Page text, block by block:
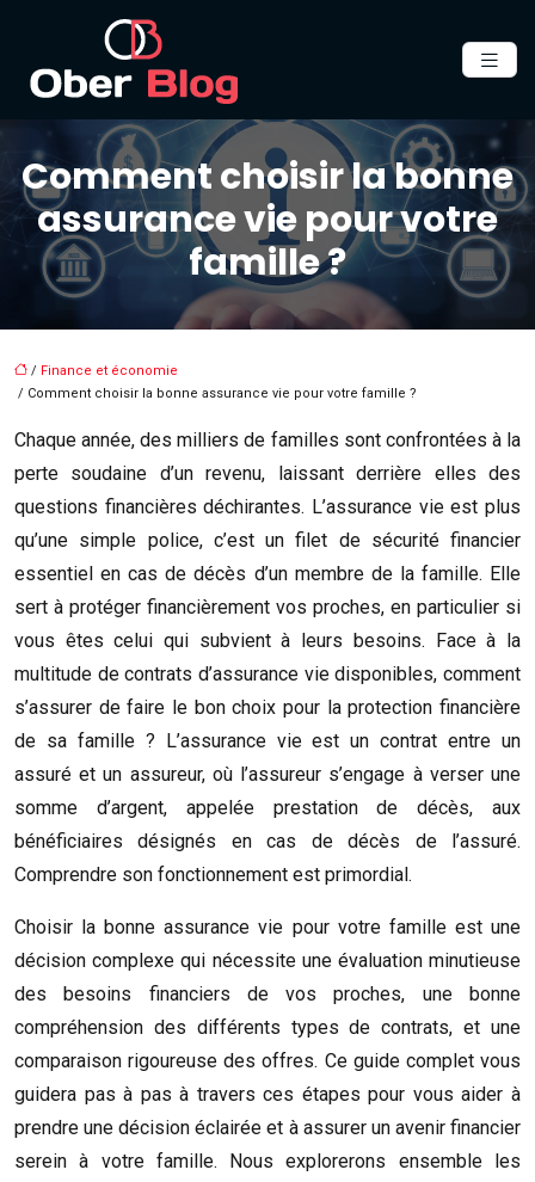
Comment choisir la bonne
assurance vie pour votre
famille ?
/ Finance et économie
/ Comment choisir la bonne assurance vie pour votre famille ?
Chaque année, des milliers de familles sont confrontées à la
perte soudaine d’un revenu, laissant derrière elles des
questions financières déchirantes. L’assurance vie est plus
qu’une simple police, c’est un filet de sécurité financier
essentiel en cas de décès d’un membre de la famille. Elle
sert à protéger financièrement vos proches, en particulier si
vous êtes celui qui subvient à leurs besoins. Face à la
multitude de contrats d’assurance vie disponibles, comment
s’assurer de faire le bon choix pour la protection financière
de sa famille ? L’assurance vie est un contrat entre un
assuré et un assureur, où l’assureur s’engage à verser une
somme d’argent, appelée prestation de décès, aux
bénéficiaires désignés en cas de décès de l’assuré.
Comprendre son fonctionnement est primordial.
Choisir la bonne assurance vie pour votre famille est une
décision complexe qui nécessite une évaluation minutieuse
des besoins financiers de vos proches, une bonne
compréhension des différents types de contrats, et une
comparaison rigoureuse des offres. Ce guide complet vous
guidera pas à pas à travers ces étapes pour vous aider à
prendre une décision éclairée et à assurer un avenir financier
serein à votre famille. Nous explorerons ensemble les